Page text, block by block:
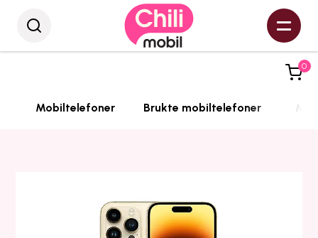
0
Mobiltelefoner Brukte mobiltelefoner